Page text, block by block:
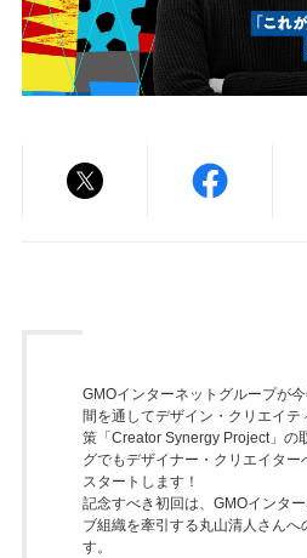
GMOインターネットグループが
間を通してデザイン・クリエイ
策「 Creator Synergy Project」の
グでもデザイナー・クリエイター
スタートします！
記念すべき初回は、GMOインタ
ブ組織を牽引する丸山清人さんへ
す。